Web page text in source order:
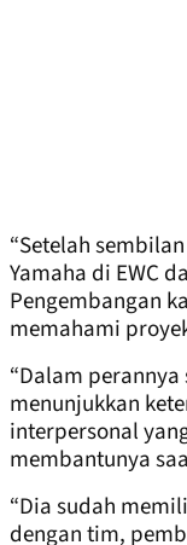
“Setelah
Yamaha di EWC
Pengembangan
memahami
“Dalam
menunjukkan
interpersonal
membantunya
“Dia sudah
dengan tim,